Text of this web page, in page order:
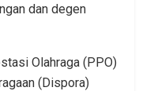
dan degen
Olahraga (PPO)
(Dispora)